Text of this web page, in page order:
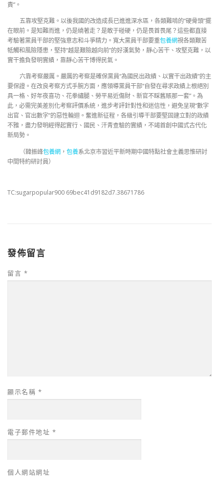
責”。
五靠攻堅克難。以後我國的改造成長已進進深水區，各類難啃的“硬骨頭”擺
在眼前。是知難而進，仍是繞著走？是敢于碰硬，仍是畏首畏尾？這些都直接
考驗著黨員干部的堅強意志和斗爭精力。寬大黨員干部要重包養網視各類艱苦
牴觸和風險隱患，堅持“越是艱險越向前”的好漢氣勢，靜心苦干、攻堅克難，以
實干擔負發明實績，靠靜心苦干博得民氣。
六靠考察嚴厲。嚴厲的考察是確保黨員“為國民出政績、以實干出政績”的主
要保證。在改良考察方式手腕方面，應領導黨員干部“自發在尋求政績上根絕別
具一格、好年夜喜功、花拳繡腿、勞平易近傷財、新官不睬舊賬那一套”。為
此，必需完美差別化考察評價系統，進步考評針對性和迷信性，避免呈現“數字
出官、官出數字”的惡性輪迴。奮進新征程，各級引導干部要堅固建立對的政績
不雅，盡力發明經得起實行、國民、汗青查驗的實績，不竭首創中國式古代化
新局勢。
（韓振峰包養網， 包養系北京市習近平新時期中國特點社會主義思惟研討
中間特約研討員）
TC:sugarpopular900 69bec41d9182d7.38671786
發佈留言
留言 *
顯示名稱 *
電子郵件地址 *
個人網站網址